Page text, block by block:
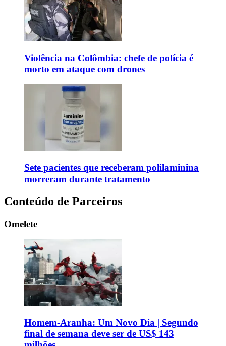
Violência na Colômbia: chefe de polícia é
morto em ataque com drones
Sete pacientes que receberam polilaminina
morreram durante tratamento
Conteúdo de Parceiros
Omelete
Homem-Aranha: Um Novo Dia | Segundo
final de semana deve ser de US$ 143